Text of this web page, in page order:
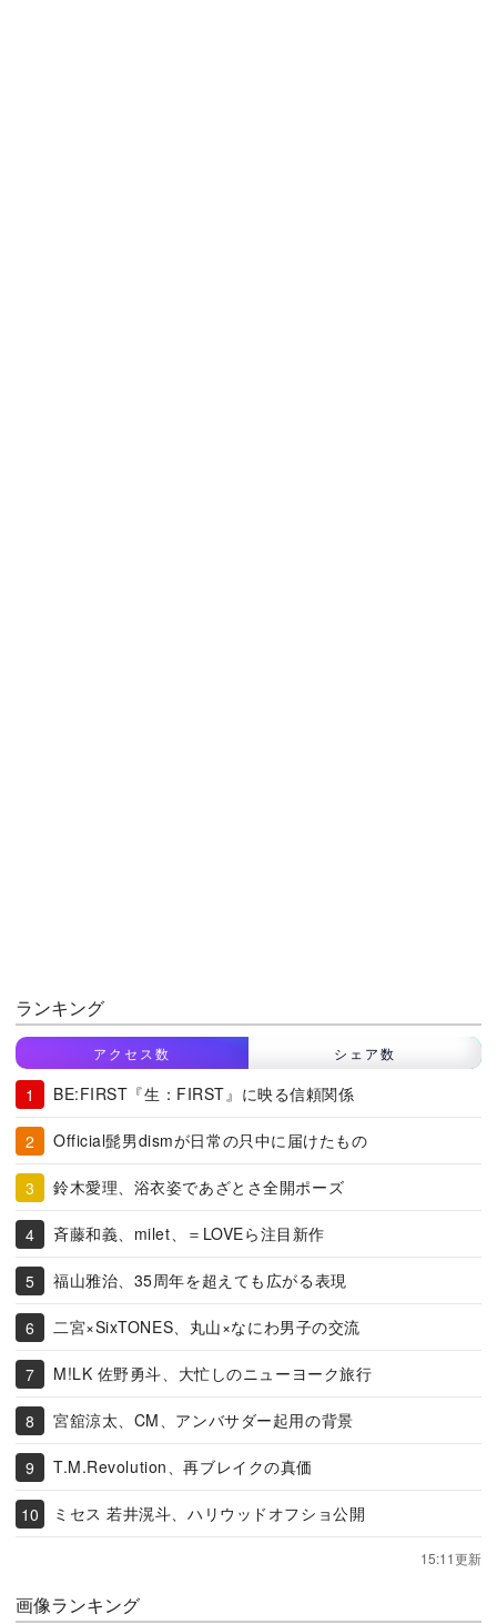
ランキング
アクセス数 シェア数
BE:FIRST『生：FIRST』に映る信頼関係
Official髭男dismが日常の只中に届けたもの
鈴木愛理、浴衣姿であざとさ全開ポーズ
斉藤和義、milet、＝LOVEら注目新作
福山雅治、35周年を超えても広がる表現
二宮×SixTONES、丸山×なにわ男子の交流
M!LK 佐野勇斗、大忙しのニューヨーク旅行
宮舘涼太、CM、アンバサダー起用の背景
T.M.Revolution、再ブレイクの真価
ミセス 若井滉斗、ハリウッドオフショ公開
15:11更新
画像ランキング